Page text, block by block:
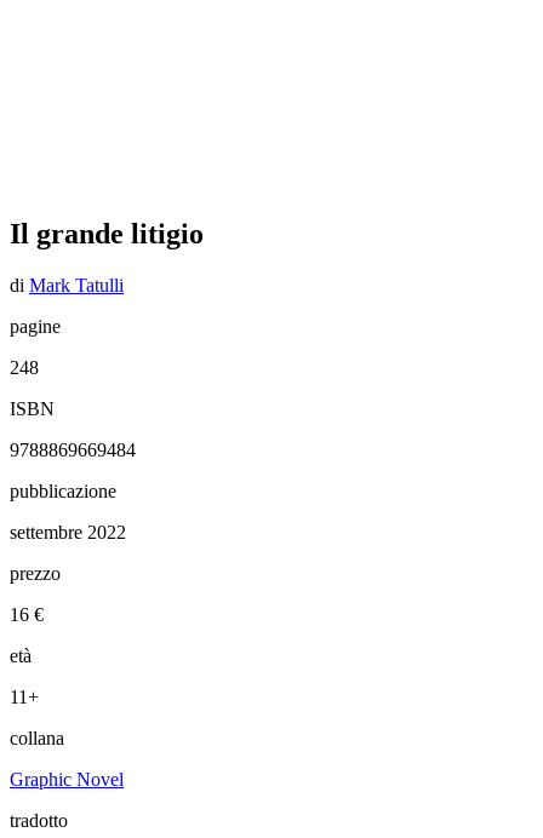
Il grande litigio
di Mark Tatulli
pagine
248
ISBN
9788869669484
pubblicazione
settembre 2022
prezzo
16 €
età
11+
collana
Graphic Novel
tradotto